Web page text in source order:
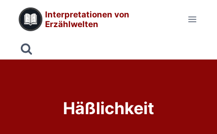
Inhalt
springen
Interpretationen von
Erzählwelten
Häßlichkeit